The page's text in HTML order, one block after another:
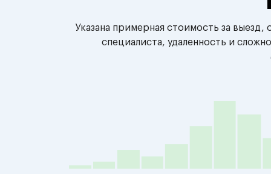
Указана примерная стоимость за
специалиста, удаленность и